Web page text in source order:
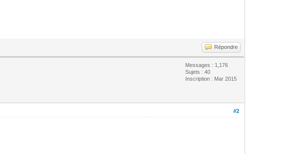
Répondre
Messages : 1,176
Sujets : 40
Inscription : Mar 2015
#2